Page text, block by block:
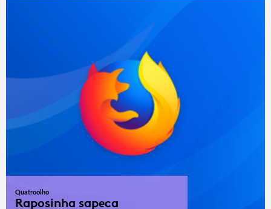
Quatroolho
Raposinha sapeca